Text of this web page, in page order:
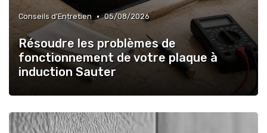
Conseils d'Entretien • 05/08/2026
Résoudre les problèmes de
fonctionnement de votre plaque à
induction Sauter